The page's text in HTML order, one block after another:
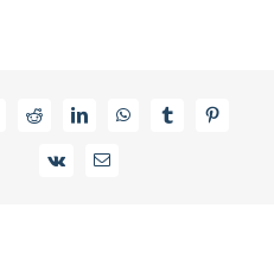
RedditLinkedInWhatsAppTumblrPinterest
Vk Email